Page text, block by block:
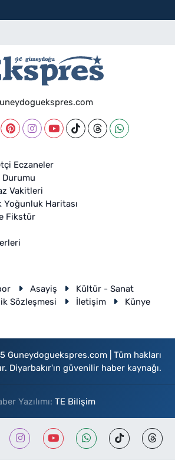
Eczaneler
Durumu
Vakitleri
Yoğunluk Haritası
Fikstür
Asayiş
Kültür - Sanat
Sözleşmesi İletişim Künye
Guneydoguekspres.com | Tüm hakları
Diyarbakır'ın güvenilir haber kaynağı.
Yazılımı: TE Bilişim